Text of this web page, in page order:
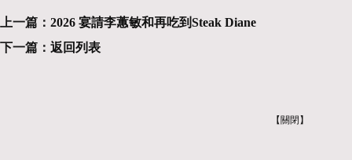
上一篇： 2026 宴請李蕙敏和再吃到Steak Diane
下一篇： 返回列表
【關閉】